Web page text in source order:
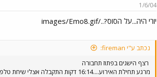
1/6/04
יורי היה...על הסוס?../images/Emo8.gif
נכתב ע"י fireman:
רצף הישגים בפתוז תחבורה